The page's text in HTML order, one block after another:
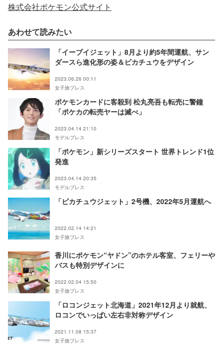
株式会社ポケモン公式サイト
あわせて読みたい
「イーブイジェット」8月より約5年間運航、サン
ダースら進化形の姿＆ピカチュウをデザイン
2023.06.26 00:11
女子旅プレス
ポケモンカードに客殺到 松丸亮吾も転売に警鐘
「ポケカの転売ヤーは滅べ」
2023.04.14 21:10
モデルプレス
「ポケモン」新シリーズスタート 世界トレンド1位
発進
2023.04.14 20:35
モデルプレス
「ピカチュウジェット」2号機、2022年5月運航へ
2022.02.14 14:21
女子旅プレス
香川にポケモン“ヤドン”のホテル客室、フェリーや
バスも特別デザインに
2022.02.04 15:50
女子旅プレス
「ロコンジェット北海道」2021年12月より就航、
ロコンでいっぱい左右非対称デザイン
2021.11.08 15:37
女子旅プレス